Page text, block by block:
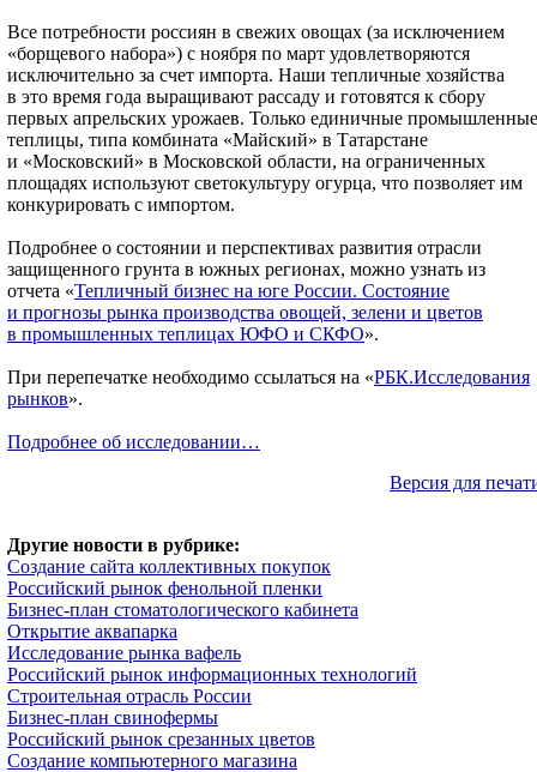
Все потребности россиян в свежих овощах (за исключением
«борщевого набора») с ноября по март удовлетворяются
исключительно за счет импорта. Наши тепличные хозяйства
в это время года выращивают рассаду и готовятся к сбору
первых апрельских урожаев. Только единичные промышленные
теплицы, типа комбината «Майский» в Татарстане
и «Московский» в Московской области, на ограниченных
площадях используют светокультуру огурца, что позволяет им
конкурировать с импортом.
Подробнее о состоянии и перспективах развития отрасли
защищенного грунта в южных регионах, можно узнать из
отчета «Тепличный бизнес на юге России. Состояние
и прогнозы рынка производства овощей, зелени и цветов
в промышленных теплицах ЮФО и СКФО».
При перепечатке необходимо ссылаться на «РБК.Исследования
рынков».
Подробнее об исследовании…
Версия для
Другие новости в рубрике:
Создание сайта коллективных покупок
Российский рынок фенольной пленки
Бизнес-план стоматологического кабинета
Открытие аквапарка
Исследование рынка вафель
Российский рынок информационных технологий
Строительная отрасль России
Бизнес-план свинофермы
Российский рынок срезанных цветов
Создание компьютерного магазина